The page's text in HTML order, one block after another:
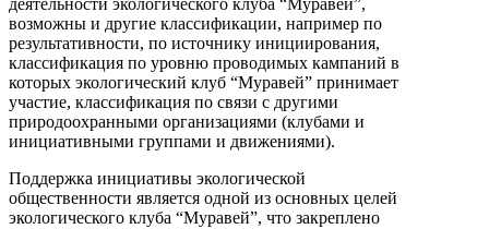
возможны и другие классификации, например по
результативности, по источнику инициирования,
классификация по уровню проводимых кампаний в
которых экологический клуб “Муравей” принимает
участие, классификация по связи с другими
природоохранными организациями (клубами и
инициативными группами и движениями).
Поддержка инициативы экологической
общественности является одной из основных целей
экологического клуба “Муравей”, что закреплено